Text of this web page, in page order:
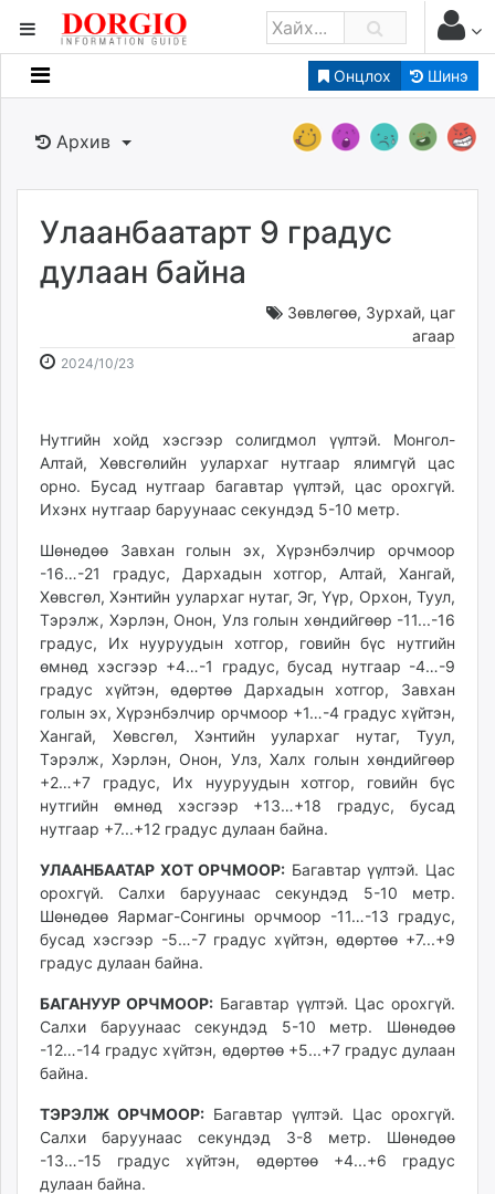
Онцлох Шинэ
Мэдээллийн
Банк санхүү
Бизнес ААН
Төрийн
Gogo.mn
caak.mn
zindaa.mn
Baabar.mn
tovch.mn
ikon.mn
mnb.mn
Livetv.mn
Eguur.mn
24tsag.mn
shuud.mn
eagle.mn
ergelt.mn
zarig.mn
today.mn
zuv.mn
mminfo.mn
ugluu.mn
urlag.mn
unen.mn
asu.mn
shudarga.mn
unuudur.mn
isee.mn
mglradio.com
itoim.mn
tumen.mn
shuum.mn
Архив
Улаанбаатарт 9 градус
дулаан байна
Зөвлөгөө, Зурхай, цаг
агаар
2024/10/23
09:21:56
15:09:22
Нутгийн хойд хэсгээр солигдмол үүлтэй. Монгол-
Алтай, Хөвсгөлийн уулархаг нутгаар ялимгүй цас
орно. Бусад нутгаар багавтар үүлтэй, цас орохгүй.
Ихэнх нутгаар баруунаас секундэд 5-10 метр.
Шөнөдөө Завхан голын эх, Хүрэнбэлчир орчмоор
-16…-21 градус, Дархадын хотгор, Алтай, Хангай,
Хөвсгөл, Хэнтийн уулархаг нутаг, Эг, Үүр, Орхон, Туул,
Тэрэлж, Хэрлэн, Онон, Улз голын хөндийгөөр -11...-16
градус, Их нууруудын хотгор, говийн бүс нутгийн
өмнөд хэсгээр +4…-1 градус, бусад нутгаар -4…-9
градус хүйтэн, өдөртөө Дархадын хотгор, Завхан
голын эх, Хүрэнбэлчир орчмоор +1…-4 градус хүйтэн,
Хангай, Хөвсгөл, Хэнтийн уулархаг нутаг, Туул,
Тэрэлж, Хэрлэн, Онон, Улз, Халх голын хөндийгөөр
+2…+7 градус, Их нууруудын хотгор, говийн бүс
нутгийн өмнөд хэсгээр +13…+18 градус, бусад
нутгаар +7...+12 градус дулаан байна.
УЛААНБААТАР ХОТ ОРЧМООР: Багавтар үүлтэй. Цас
орохгүй. Салхи баруунаас секундэд 5-10 метр.
Шөнөдөө Яармаг-Сонгины орчмоор -11…-13 градус,
бусад хэсгээр -5…-7 градус хүйтэн, өдөртөө +7...+9
градус дулаан байна.
БАГАНУУР ОРЧМООР: Багавтар үүлтэй. Цас орохгүй.
Салхи баруунаас секундэд 5-10 метр. Шөнөдөө
-12…-14 градус хүйтэн, өдөртөө +5...+7 градус дулаан
байна.
ТЭРЭЛЖ ОРЧМООР: Багавтар үүлтэй. Цас орохгүй.
Салхи баруунаас секундэд 3-8 метр. Шөнөдөө
-13…-15 градус хүйтэн, өдөртөө +4...+6 градус
дулаан байна.